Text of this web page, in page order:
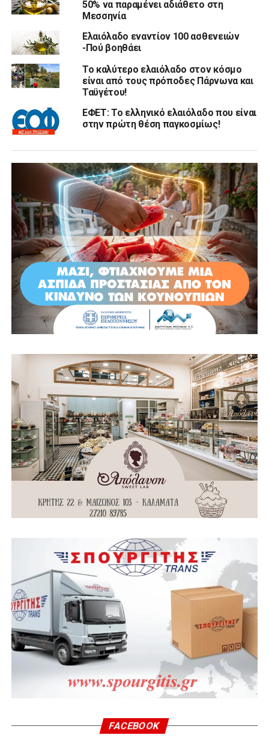
50% να παραμένει αδιάθετο στη
Μεσσηνία
Ελαιόλαδο εναντίον 100 ασθενειών
-Πού βοηθάει
Το καλύτερο ελαιόλαδο στον κόσμο
είναι από τους πρόποδες Πάρνωνα και
Ταϋγέτου!
ΕΦΕΤ: Το ελληνικό ελαιόλαδο που είναι
στην πρώτη θέση παγκοσμίως!
FACEBOOK